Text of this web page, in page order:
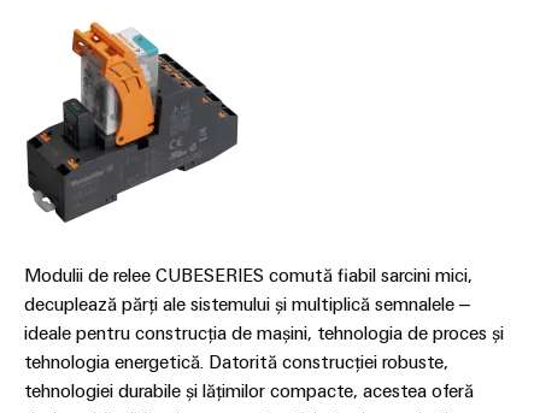
rapidă
Modulii de relee CUBESERIES comută fiabil sarcini mici,
decuplează părți ale sistemului și multiplică semnalele –
ideale pentru construcția de mașini, tehnologia de proces și
tehnologia energetică. Datorită construcției robuste,
tehnologiei durabile și lățimilor compacte, acestea oferă